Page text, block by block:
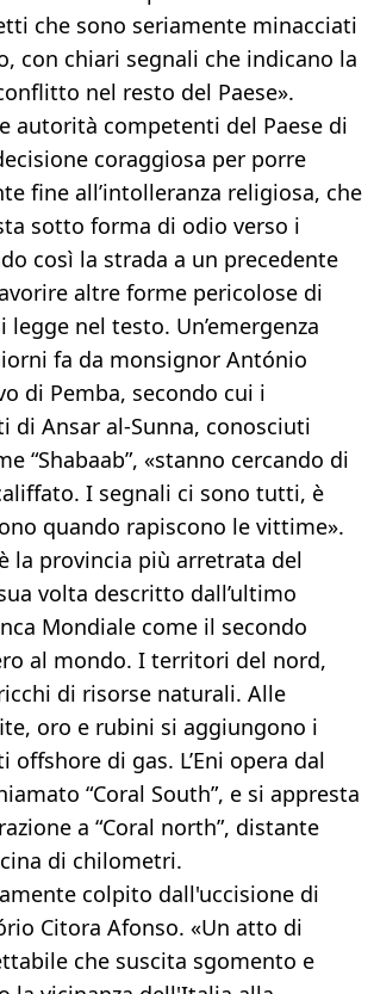
che sono seriamente minacciati
con chiari segnali che indicano la
nel resto del Paese».
autorità competenti del Paese di
coraggiosa per porre
fine all’intolleranza religiosa, che
sotto forma di odio verso i
così la strada a un precedente
altre forme pericolose di
legge nel testo. Un’emergenza
fa da monsignor António
di Pemba, secondo cui i
di Ansar al-Sunna, conosciuti
“Shabaab”, «stanno cercando di
I segnali ci sono tutti, è
quando rapiscono le vittime».
la provincia più arretrata del
volta descritto dall’ultimo
Mondiale come il secondo
al mondo. I territori del nord,
di risorse naturali. Alle
oro e rubini si aggiungono i
offshore di gas. L’Eni opera dal
“Coral South”, e si appresta
a “Coral north”, distante
di chilometri.
colpito dall'uccisione di
Citora Afonso. «Un atto di
che suscita sgomento e